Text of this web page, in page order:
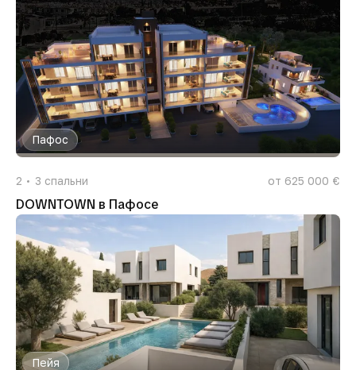
Пафос
2 3 спальни от 625 000 €
DOWNTOWN в Пафосе
Пейя